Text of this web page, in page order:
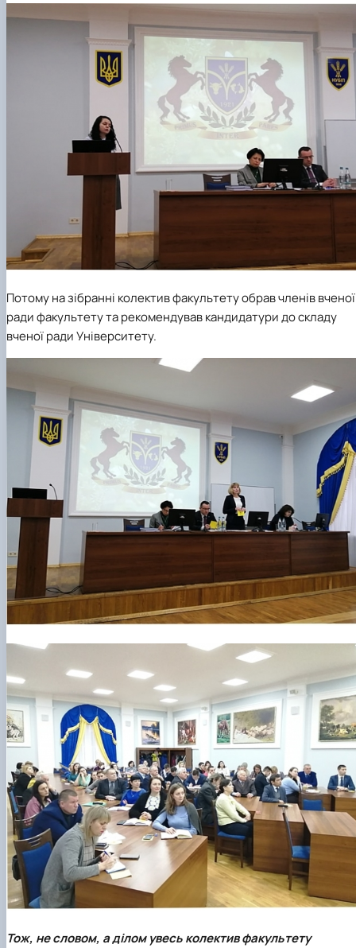
Потому на зібранні колектив факультету обрав членів вченої
ради факультету та рекомендував кандидатури до складу
вченої ради Університету.
Тож, не словом, а ділом увесь колектив факультету